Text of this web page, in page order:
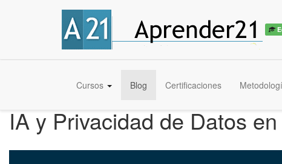
Cursos Blog Certificaciones
IA y Privacidad de Datos